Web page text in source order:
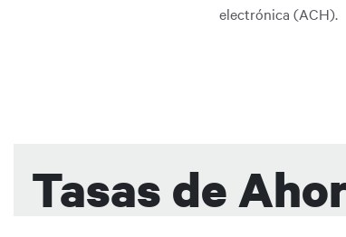
electrónica (ACH).
Tasas de